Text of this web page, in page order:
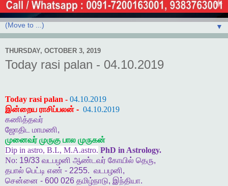
▼
THURSDAY, OCTOBER 3, 2019
Today rasi palan - 04.10.2019
Today rasi palan - 04.10.2019
இன்றைய ராசிப்பலன் - 04.10.2019
கணித்தவர்
ஜோதிட
மாமணி,
முனைவர் முருகு பால முருகன்
Dip in astro, B.L, M.A.astro. PhD in Astrology.
No: 19/33 வடபழனி ஆண்டவர் கோயில் தெரு,
தபால் பெட்டி எண் - 2255. வடபழனி,
சென்னை - 600 026 தமிழ்நாடு, இந்தியா.